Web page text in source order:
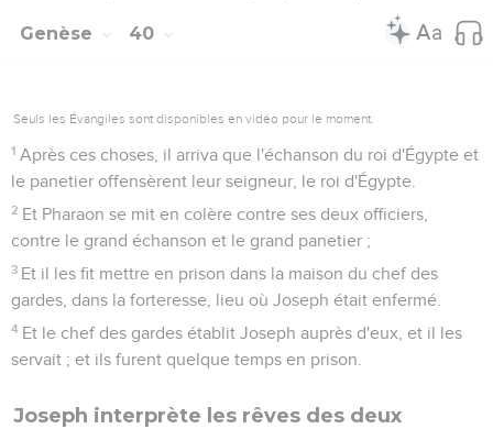
Genèse 40
Seuls les Évangiles sont disponibles en vidéo pour le moment.
1 Après ces choses, il arriva que l'échanson du roi d'Égypte et
le panetier offensèrent leur seigneur, le roi d'Égypte.
2 Et Pharaon se mit en colère contre ses deux officiers,
contre le grand échanson et le grand panetier ;
3 Et il les fit mettre en prison dans la maison du chef des
gardes, dans la forteresse, lieu où Joseph était enfermé.
4 Et le chef des gardes établit Joseph auprès d'eux, et il les
servait ; et ils furent quelque temps en prison.
Joseph interprète les rêves des deux